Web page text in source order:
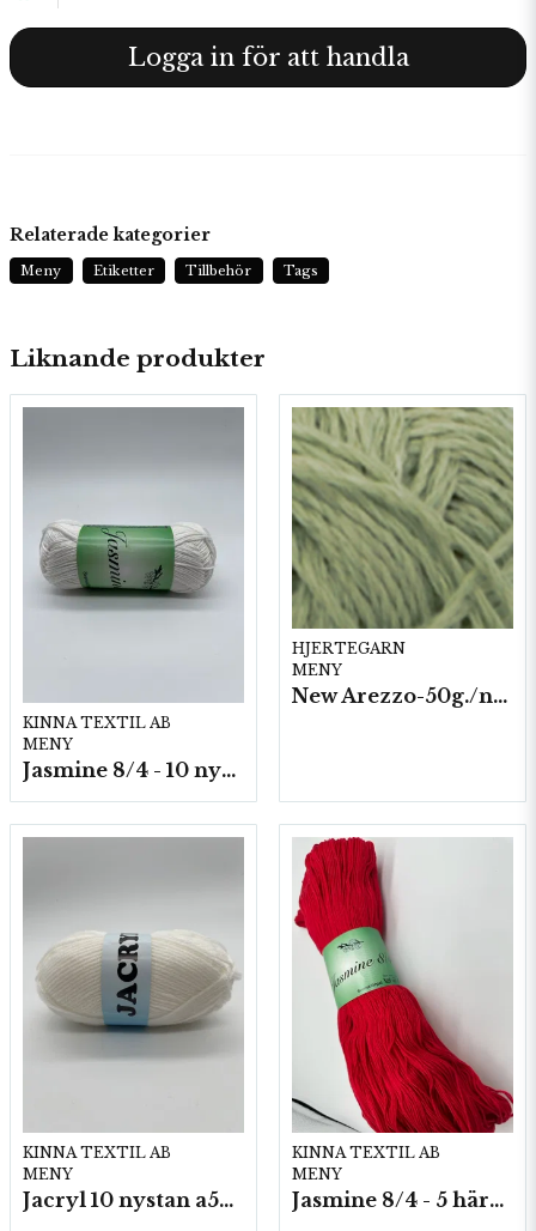
Logga in för att handla
Liknande produkter
KINNA TEXTIL AB
MENY
Jasmine 8/4 - 10 nystan a50g./fp.
HJERTEGARN
MENY
New Arezzo-50g./nyst. 10 st/fp.
KINNA TEXTIL AB
MENY
Jacryl 10 nystan a50g./fp.
KINNA TEXTIL AB
MENY
Jasmine 8/4 - 5 härvor a200g./fp.
Relaterade kategorier
Meny Etiketter Tillbehör Tags